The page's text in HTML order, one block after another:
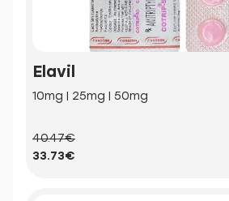
Elavil
10mg | 25mg | 50mg
40.47€
33.73€